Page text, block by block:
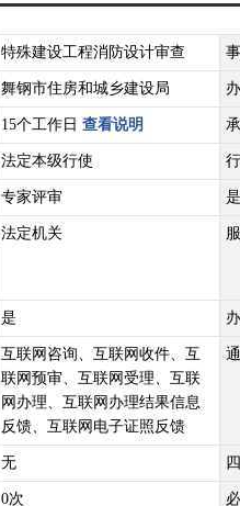
特殊建设工程消防设计审查
舞钢市住房和城乡建设局
15个工作日 查看说明
法定本级行使
专家评审
法定机关
是
互联网咨询、互联网收件、互
联网预审、互联网受理、互联
网办理、互联网办理结果信息
反馈、互联网电子证照反馈
无
0次